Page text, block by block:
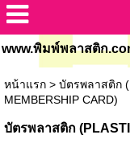
www.พิมพ์พลาสติก
หน้าแรก> บัตรพลาสติก
MEMBERSHIP CARD)
บัตรพลาสติก